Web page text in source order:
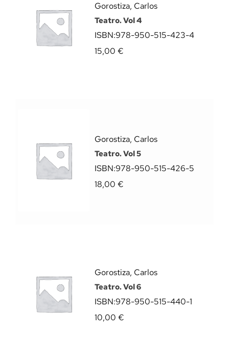
Gorostiza, Carlos
Teatro. Vol 4
ISBN:978-950-515-423-4
15,00 €
Gorostiza, Carlos
Teatro. Vol 5
ISBN:978-950-515-426-5
18,00 €
Gorostiza, Carlos
Teatro. Vol 6
ISBN:978-950-515-440-1
10,00 €